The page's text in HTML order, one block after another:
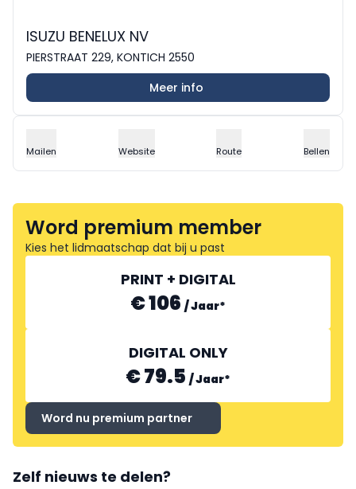
ISUZU BENELUX NV
PIERSTRAAT 229, KONTICH 2550
Meer info
Mailen Website Route Bellen
Word premium member
Kies het lidmaatschap dat bij u past
PRINT + DIGITAL
€ 106 /Jaar*
DIGITAL ONLY
€ 79.5 /Jaar*
Word nu premium partner
Zelf nieuws te delen?